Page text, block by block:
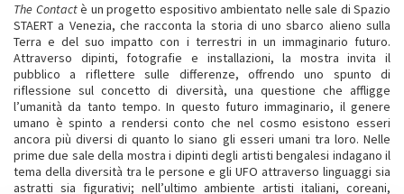
The Contactè un progetto espositivo ambientato nelle sale di Spazio
STAERT a Venezia, che racconta la storia di uno sbarco alieno sulla
Terra e del suo impatto con i terrestri in un immaginario futuro.
Attraverso dipinti, fotografie e installazioni, la mostra invita il
pubblico a riflettere sulle differenze, offrendo uno spunto di
riflessione sul concetto di diversità, una questione che affligge
l’umanità da tanto tempo. In questo futuro immaginario, il genere
umano è spinto a rendersi conto che nel cosmo esistono esseri
ancora più diversi di quanto lo siano gli esseri umani tra loro. Nelle
prime due sale della mostra i dipinti degli artisti bengalesi indagano il
tema della diversità tra le persone e gli UFO attraverso linguaggi sia
astratti sia figurativi; nell’ultimo ambiente artisti italiani, coreani,